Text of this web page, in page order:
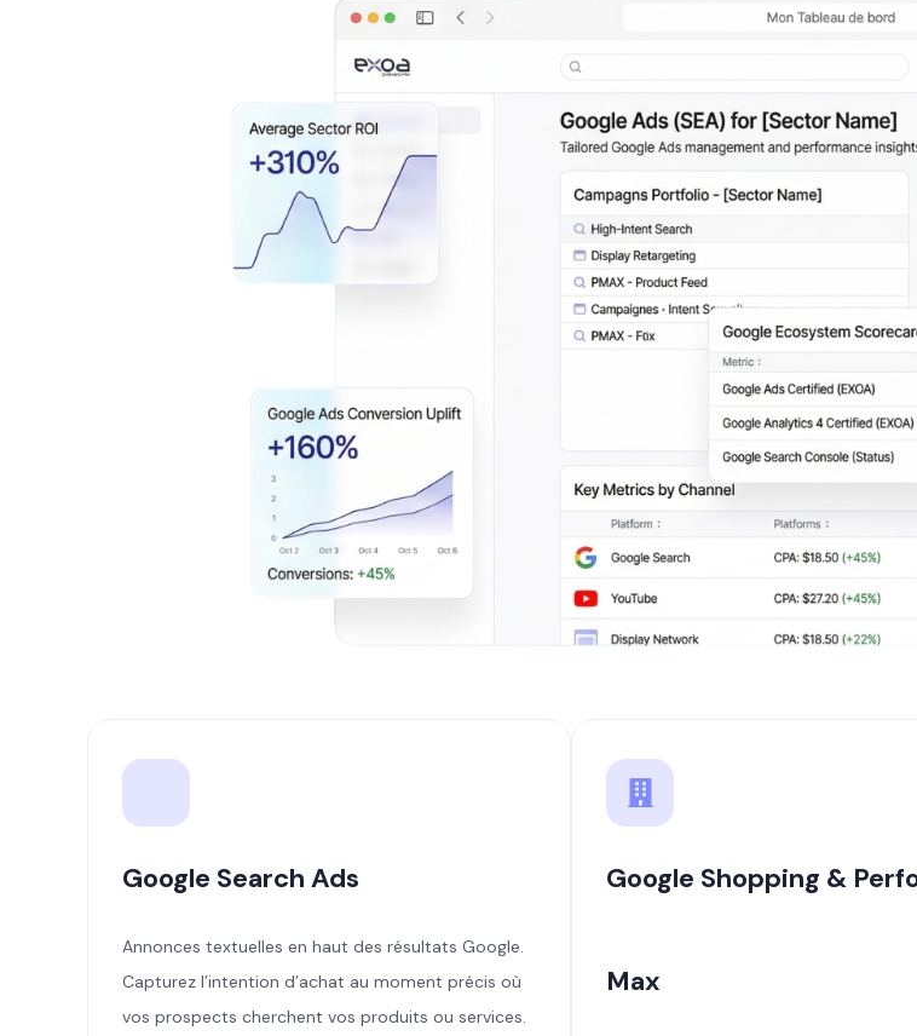
Google Search Ads
Annonces textuelles en haut des résultats Google.
Capturez l’intention d’achat au moment précis où
vos prospects cherchent vos produits ou services.
Google Shopping &
Max